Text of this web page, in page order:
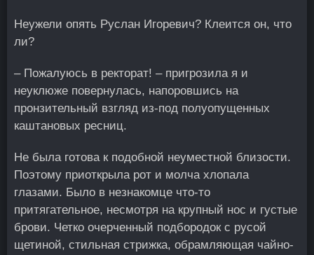
Неужели опять Руслан Игоревич? Клеится он, что
ли?
– Пожалуюсь в ректорат! – пригрозила я и
неуклюже повернулась, напоровшись на
пронзительный взгляд из-под полуопущенных
каштановых ресниц.
Не была готова к подобной неуместной близости.
Поэтому приоткрыла рот и молча хлопала
глазами. Было в незнакомце что-то
притягательное, несмотря на крупный нос и густые
брови. Четко очерченный подбородок с русой
щетиной, стильная стрижка, обрамляющая чайно-